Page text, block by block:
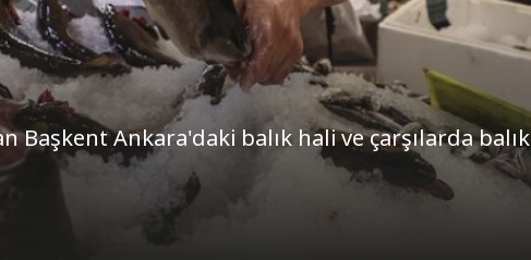
Başkent Ankara'daki balık hali ve çarşılarda balık